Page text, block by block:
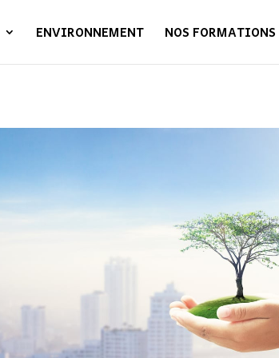
ENVIRONNEMENT NOS FORMATIONS